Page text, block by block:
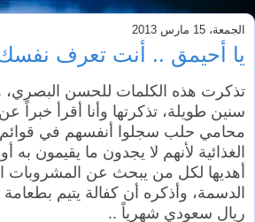
الجمعة، 15 مارس 2013
يا أحيمق .. أنت تعرف
تذكرت هذه الكلمات للحسن البصري،
سنين طويلة، تذكرتها وأنا أقرأ خبراً
محامي حلب سجلوا أنفسهم في قوائم
الغذائية لأنهم لا يجدون ما يقيمون به
أهديها لكل من يبحث عن المشروبات
ريال سعودي شهرياً ..